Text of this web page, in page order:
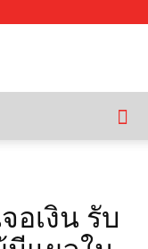
เงิน รับ